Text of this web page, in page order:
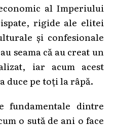
al Imperiului
rigide ale elitei
și confesionale
seama că au creat un
iar acum acest
duce pe toți la râpă.
fundamentale dintre
o sută de ani o face